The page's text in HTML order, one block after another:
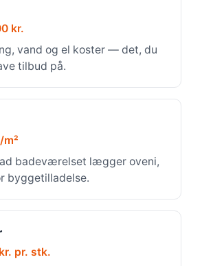
kr.
vand og el koster — det, du
tilbud på.
badeværelset lægger oveni,
byggetilladelse.
pr. stk.